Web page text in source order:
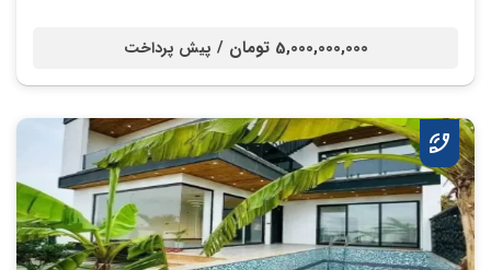
5,000,000,000 تومان / پیش پرداخت